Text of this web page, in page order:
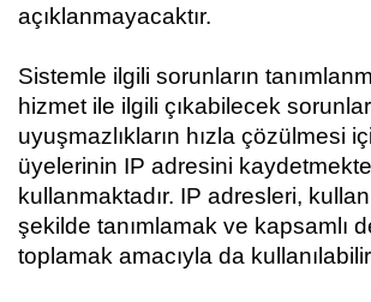
açıklanmayacaktır.
Sistemle ilgili sorunların
hizmet ile ilgili çıkabilecek
uyuşmazlıkların hızla çözülmesi
üyelerinin IP adresini
kullanmaktadır. IP adresleri,
şekilde tanımlamak ve kapsamlı
toplamak amacıyla da